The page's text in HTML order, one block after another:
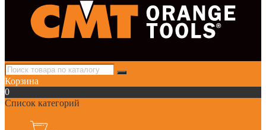
Корзина
0
Список категорий